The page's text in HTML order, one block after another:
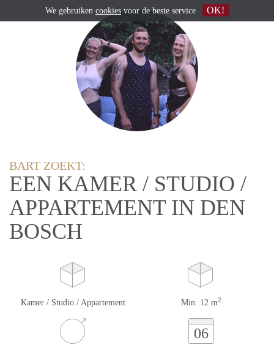
BART ZOEKT:
EEN KAMER / STUDIO /
APPARTEMENT IN DEN
BOSCH
Kamer / Studio / Appartement Min. 12 m2
06
We gebruiken cookies voor de beste service OK!